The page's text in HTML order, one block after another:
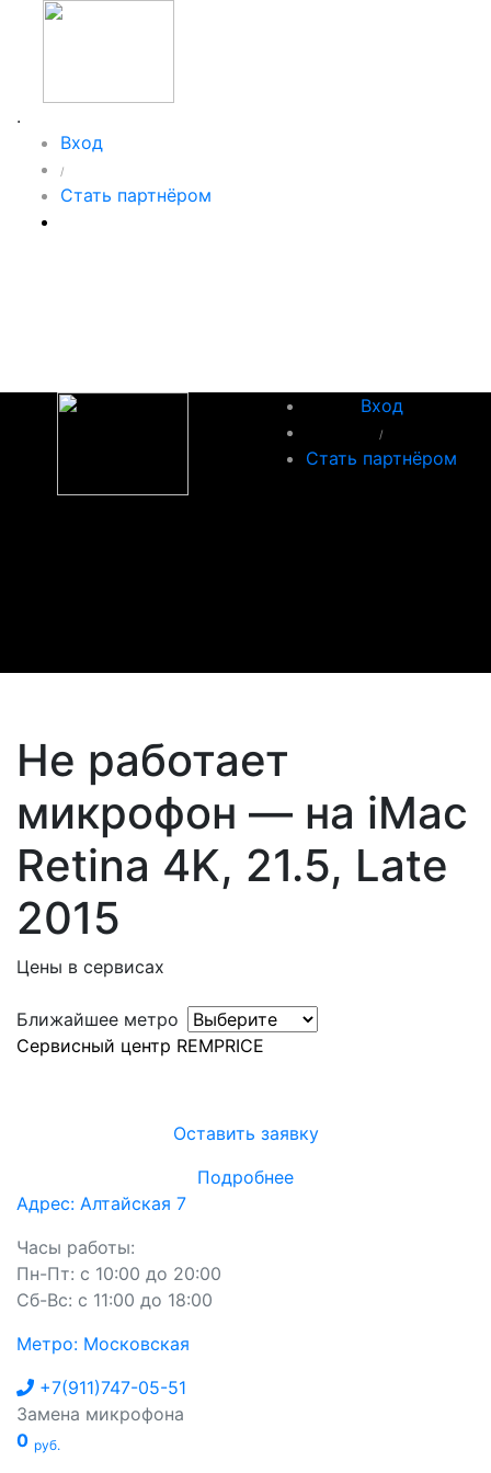
.
Вход
/
Стать партнёром
Вход
/
Стать партнёром
Не работает
микрофон — на iMac
Retina 4K, 21.5, Late
2015
Цены в сервисах
Ближайшее метро
Сервисный центр REMPRICE
Оставить заявку
Подробнее
Адрес: Алтайская 7
Часы работы:
Пн-Пт: с 10:00 до 20:00
Сб-Вс: с 11:00 до 18:00
Метро: Московская
+7(911)747-05-51
Замена микрофона
0 руб.